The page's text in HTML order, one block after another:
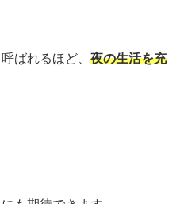
ばれるほど、 夜の生活を充